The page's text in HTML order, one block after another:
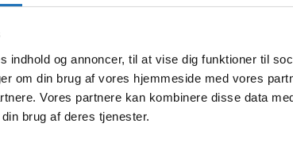
indhold og annoncer, til at vise dig funktioner til
om din brug af vores hjemmeside med vores
Vores partnere kan kombinere disse data
brug af deres tjenester.